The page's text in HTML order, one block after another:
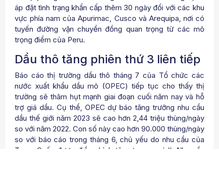
áp đặt tình trạng khẩn cấp thêm 30 ngày đối với các khu
vực phía nam của Apurimac, Cusco và Arequipa, nơi có
tuyến đường vận chuyển đồng quan trọng từ các mỏ
trọng điểm của Peru.
Dầu thô tăng phiên thứ 3 liên tiếp
Báo cáo thị trường dầu thô tháng 7 của Tổ chức các
nước xuất khẩu dầu mỏ (OPEC) tiếp tục cho thấy thị
trường sẽ thâm hụt mạnh giai đoạn cuối năm nay và hỗ
trợ giá dầu. Cụ thể, OPEC dự báo tăng trưởng nhu cầu
dầu thế giới năm 2023 sẽ cao hơn 2,44 triệu thùng/ngày
so với năm 2022. Con số này cao hơn 90.000 thùng/ngày
so với báo cáo trong tháng 6, chủ yếu do nhu cầu của
Trung Quốc được điều chỉnh tăng trong quý II. Nhu cầu